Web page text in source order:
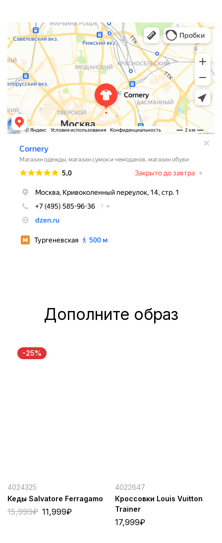
Дополните образ
-25%
4024325
Кеды Salvatore Ferragamo
15,999₽ 11,999₽
4022647
Кроссовки Louis Vuitton
Trainer
17,999₽